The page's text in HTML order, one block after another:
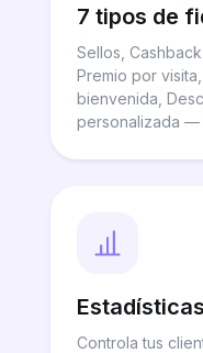
7 tipos de
Sellos,
Premio por
bienvenida,
personalizada —
Controla tus